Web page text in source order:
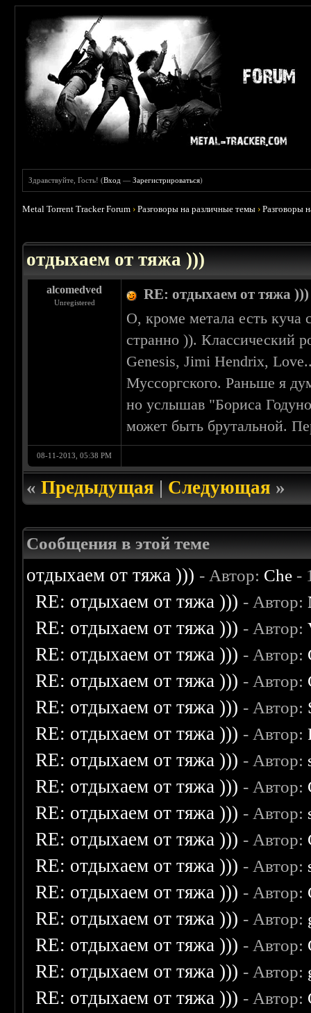
Здравствуйте, Гость! (Вход —Зарегистрироваться)
Metal Torrent Tracker Forum ›Разговоры на различные темы ›Разговоры
отдыхаем от тяжа )))
alcomedved
Unregistered
RE: отдыхаем от тяжа )))
О, кроме метала есть
странно )). Классический
Genesis, Jimi Hendrix,
Муссоргского. Раньше я
но услышав "Бориса
может быть брутальной.
08-11-2013, 05:38 PM
«Предыдущая|Следующая»
Сообщения в этой теме
отдыхаем от тяжа ))) - Автор: Che -
RE: отдыхаем от тяжа ))) - Автор:
RE: отдыхаем от тяжа ))) - Автор:
RE: отдыхаем от тяжа ))) - Автор:
RE: отдыхаем от тяжа ))) - Автор:
RE: отдыхаем от тяжа ))) - Автор:
RE: отдыхаем от тяжа ))) - Автор:
RE: отдыхаем от тяжа ))) - Автор:
RE: отдыхаем от тяжа ))) - Автор:
RE: отдыхаем от тяжа ))) - Автор:
RE: отдыхаем от тяжа ))) - Автор:
RE: отдыхаем от тяжа ))) - Автор:
RE: отдыхаем от тяжа ))) - Автор:
RE: отдыхаем от тяжа ))) - Автор:
RE: отдыхаем от тяжа ))) - Автор:
RE: отдыхаем от тяжа ))) - Автор:
RE: отдыхаем от тяжа ))) - Автор: